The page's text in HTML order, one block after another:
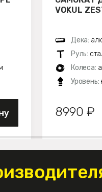
VOKUL
Дека:
Руль:
Колеса:
Уровень:
8990 ₽